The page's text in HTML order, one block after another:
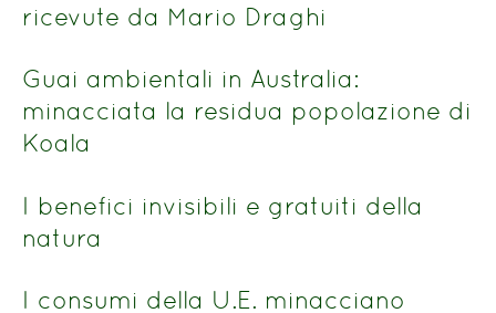
ricevute da Mario Draghi
Guai ambientali in Australia:
minacciata la residua popolazione di
Koala
I benefici invisibili e gratuiti della
natura
I consumi della U.E. minacciano